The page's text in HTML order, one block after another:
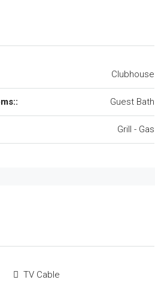
Clubhouse
Guest Bath
Grill - Gas
TV Cable